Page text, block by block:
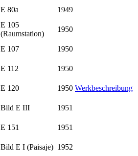
E 80a
1949
E 105
(Raumstation)
1950
E 107
1950
E 112
1950
E 120 1950 Werkbeschreibung
Bild E III
1951
E 151
1951
Bild E I (Paisaje) 1952